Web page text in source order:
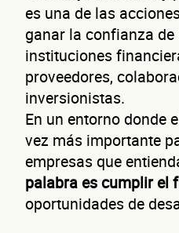
es una de las
ganar la confianza de
instituciones
proveedores,
inversionistas.
En un entorno donde
vez más importante
empresas que
palabra es cumplir el
oportunidades de
Teléfono
Correo electrónico
Confirma tu correo